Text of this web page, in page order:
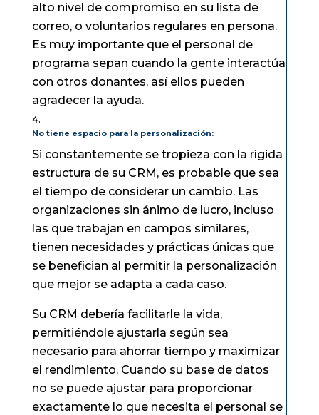
alto nivel de compromiso en su lista de
correo, o voluntarios regulares en persona.
Es muy importante que el personal de
programa sepan cuando la gente interactúa
con otros donantes, así ellos pueden
agradecer la ayuda.
No tiene espacio para la personalización:
Si constantemente se tropieza con la rígida
estructura de su CRM, es probable que sea
el tiempo de considerar un cambio. Las
organizaciones sin ánimo de lucro, incluso
las que trabajan en campos similares,
tienen necesidades y prácticas únicas que
se benefician al permitir la personalización
que mejor se adapta a cada caso.
Su CRM debería facilitarle la vida,
permitiéndole ajustarla según sea
necesario para ahorrar tiempo y maximizar
el rendimiento. Cuando su base de datos
no se puede ajustar para proporcionar
exactamente lo que necesita el personal se